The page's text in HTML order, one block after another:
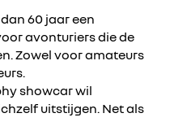
60 jaar een
avonturiers die de
Zowel voor amateurs
showcar wil
uitstijgen. Net als